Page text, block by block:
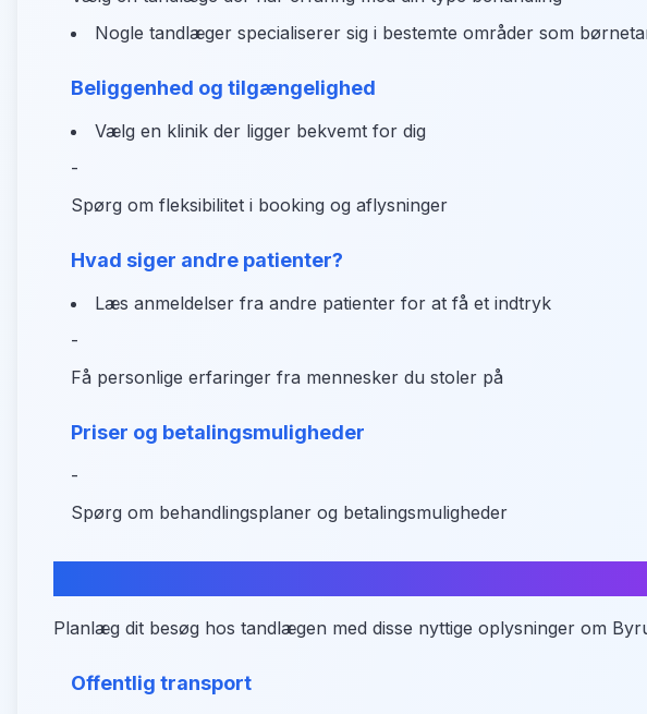
Nogle tandlæger specialiserer sig i bestemte områder som
Beliggenhed og tilgængelighed
Vælg en klinik der ligger bekvemt for dig
-
Spørg om fleksibilitet i booking og aflysninger
Hvad siger andre patienter?
Læs anmeldelser fra andre patienter for at få et indtryk
-
Få personlige erfaringer fra mennesker du stoler på
Priser og betalingsmuligheder
-
Spørg om behandlingsplaner og betalingsmuligheder
Planlæg dit besøg hos tandlægen med disse nyttige oplysninger om
Offentlig transport